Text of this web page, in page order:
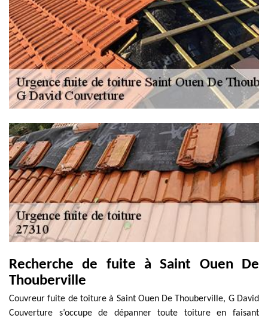
Recherche de fuite à Saint Ouen De
Thouberville
Couvreur fuite de toiture à Saint Ouen De Thouberville, G David
Couverture s’occupe de dépanner toute toiture en faisant